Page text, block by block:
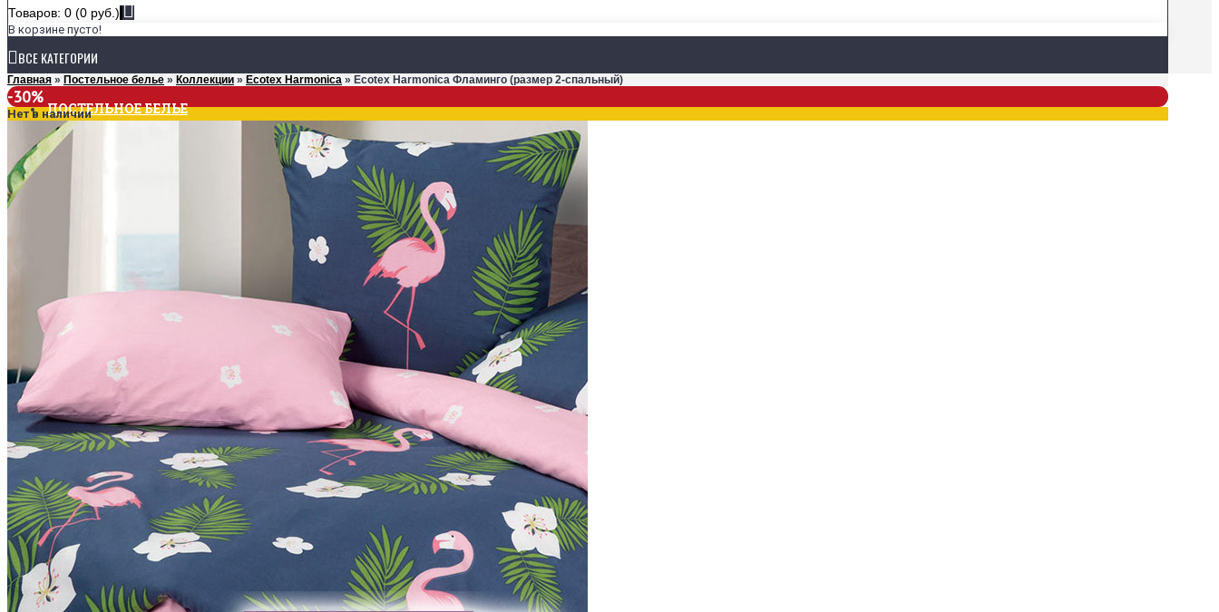
Товаров: 0 (0 руб.)
В корзине пусто!
ВСЕ КАТЕГОРИИ
ПОСТЕЛЬНОЕ БЕЛЬЕ
РАЗМЕРЫ
1,5-спальное
Евро
Семейное
ТКАНИ
Из сатина
Из сатин-жаккарда
ПОСТЕЛЬНОЕ БЕЛЬЕ НА РЕЗИНКЕ
+
ОДЕЯЛА
Главная » Постельное белье » Коллекции » Ecotex Harmonica » Ecotex Harmonica Фламинго (размер 2-спальный)
-30%
Нет в наличии